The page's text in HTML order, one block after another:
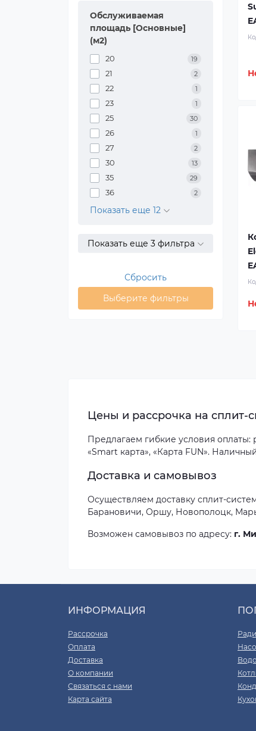
Обслуживаемая
площадь [Основные]
(м2)
20 19
21 2
22 1
23 1
25 30
26 1
27 2
30 13
35 29
36 2
Показать еще 12
Показать еще 3 фильтра
Сбросить
Выберите фильтры
Цены и рассрочка на сплит-
Предлагаем гибкие условия оплаты:
«Smart карта», «Карта FUN».
Доставка и самовывоз
Осуществляем доставку сплит-
Барановичи, Оршу, Новополоцк,
Возможен самовывоз по адресу: г.
ИНФОРМАЦИЯ
Рассрочка
Оплата
Доставка
О компании
Связаться с нами
Карта сайта